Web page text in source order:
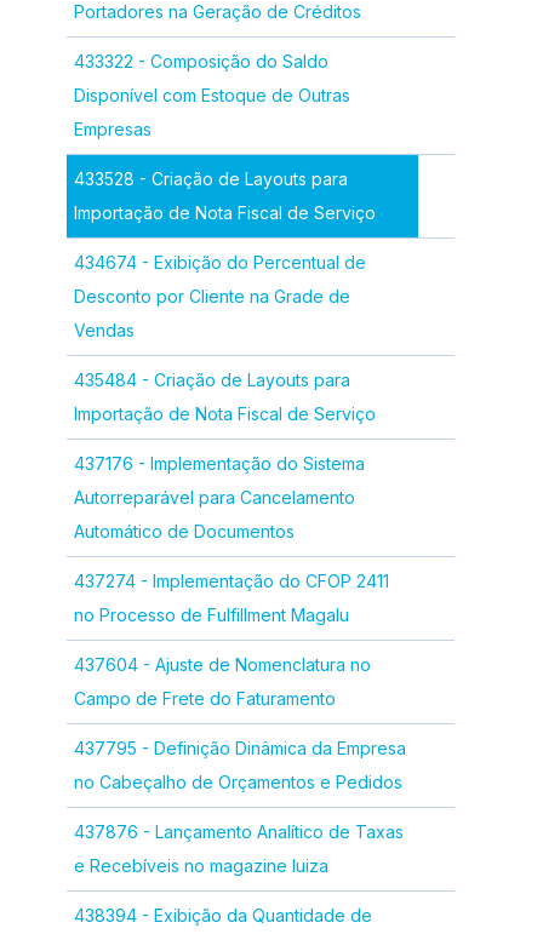
Portadores na Geração de Créditos
433322 - Composição do Saldo
Disponível com Estoque de Outras
Empresas
433528 - Criação de Layouts para
Importação de Nota Fiscal de Serviço
434674 - Exibição do Percentual de
Desconto por Cliente na Grade de
Vendas
435484 - Criação de Layouts para
Importação de Nota Fiscal de Serviço
437176 - Implementação do Sistema
Autorreparável para Cancelamento
Automático de Documentos
437274 - Implementação do CFOP 2411
no Processo de Fulfillment Magalu
437604 - Ajuste de Nomenclatura no
Campo de Frete do Faturamento
437795 - Definição Dinâmica da Empresa
no Cabeçalho de Orçamentos e Pedidos
437876 - Lançamento Analítico de Taxas
e Recebíveis no magazine luiza
438394 - Exibição da Quantidade de